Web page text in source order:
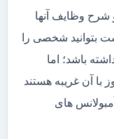
شرح وظایف آنها
بتوانید شخصی را
باشد؛ اما
با آن غریبه هستند
های